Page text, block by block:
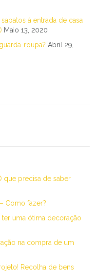
à entrada de casa
Maio 13, 2020
roupa? Abril 29,
que precisa de saber
Como fazer?
uma ótima decoração
na compra de um
Recolha de bens